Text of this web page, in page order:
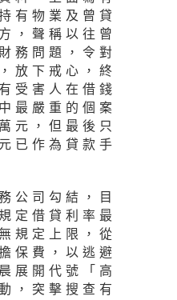
有物業及曾貸
，聲稱以往曾
務問題，令對
放下戒心，終
受害人在借錢
最嚴重的個案
元，但最後只
已作為貸款手
公司勾結，目
定借貸利率最
規定上限，從
保費，以逃避
展開代號「高
，突擊搜查有